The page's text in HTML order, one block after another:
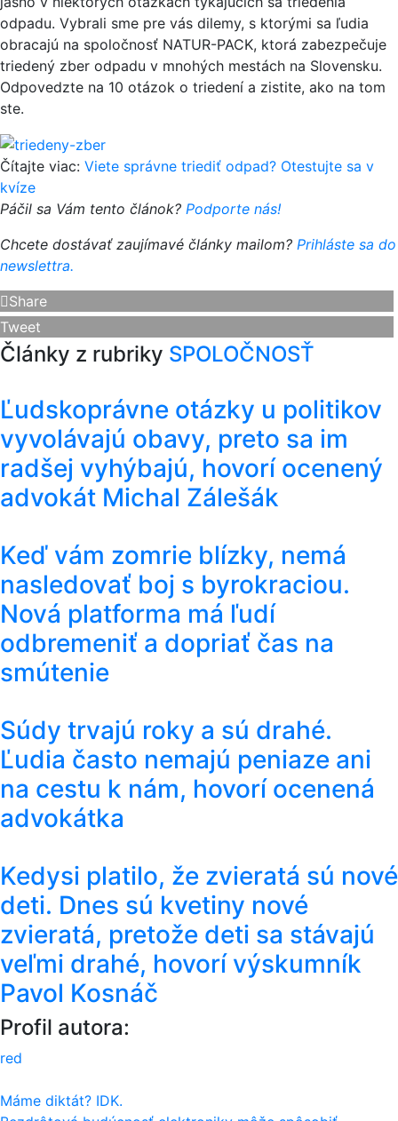
odpadu. Vybrali sme pre vás dilemy, s ktorými sa ľudia
obracajú na spoločnosť NATUR-PACK, ktorá zabezpečuje
triedený zber odpadu v mnohých mestách na Slovensku.
Odpovedzte na 10 otázok o triedení a zistite, ako na tom
ste.
Čítajte viac: Viete správne triediť odpad? Otestujte sa v
kvíze
Páčil sa Vám tento článok? Podporte nás!
Chcete dostávať zaujímavé články mailom? Prihláste sa do
newslettra.
Share
Tweet
Články z rubriky SPOLOČNOSŤ
Ľudskoprávne otázky u politikov
vyvolávajú obavy, preto sa im
radšej vyhýbajú, hovorí ocenený
advokát Michal Zálešák
Keď vám zomrie blízky, nemá
nasledovať boj s byrokraciou.
Nová platforma má ľudí
odbremeniť a dopriať čas na
smútenie
Súdy trvajú roky a sú drahé.
Ľudia často nemajú peniaze ani
na cestu k nám, hovorí ocenená
advokátka
Kedysi platilo, že zvieratá sú nové
deti. Dnes sú kvetiny nové
zvieratá, pretože deti sa stávajú
veľmi drahé, hovorí výskumník
Pavol Kosnáč
Profil autora:
red
Navigácia
Máme diktát? IDK.